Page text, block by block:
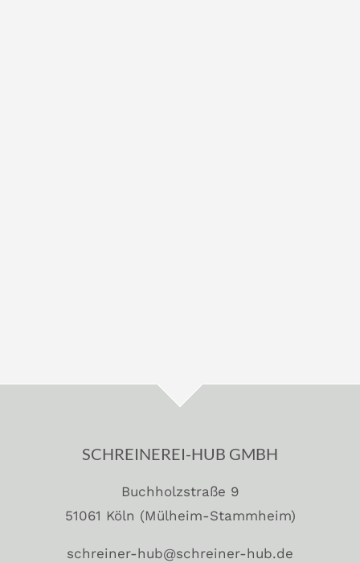
SCHREINEREI-HUB GMBH
Buchholzstraße 9
51061 Köln (Mülheim-Stammheim)
schreiner-hub@schreiner-hub.de